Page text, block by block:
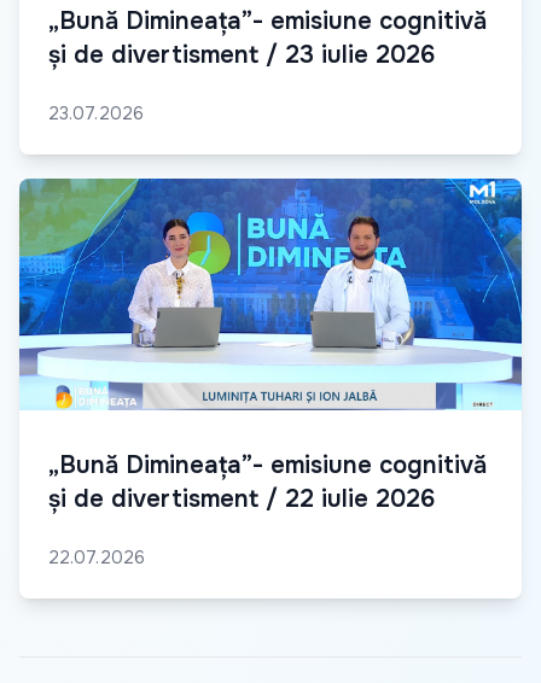
„Bună Dimineața”- emisiune cognitivă
și de divertisment / 23 iulie 2026
23.07.2026
„Bună Dimineața”- emisiune cognitivă
și de divertisment / 22 iulie 2026
22.07.2026